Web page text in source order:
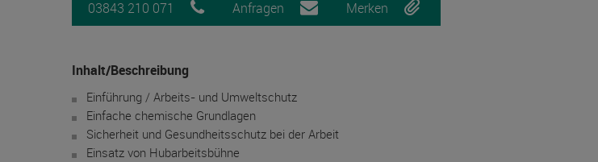
03843 210 071 Anfragen Merken
Inhalt/Beschreibung
Einführung / Arbeits- und Umweltschutz
Einfache chemische Grundlagen
Sicherheit und Gesundheitsschutz bei der Arbeit
Einsatz von Hubarbeitsbühne